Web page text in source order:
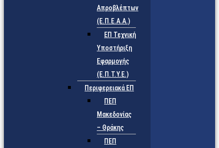
Απροβλέπτων
(Ε.Π.Ε.Α.Α.)
ΕΠ Τεχνική
Υποστήριξη
Εφαρμογής
(Ε.Π.Τ.Υ.Ε.)
Περιφερειακά ΕΠ
ΠΕΠ
Μακεδονίας
– Θράκης
ΠΕΠ